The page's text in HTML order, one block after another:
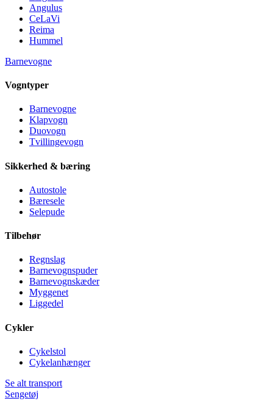
Angulus
CeLaVi
Reima
Hummel
Barnevogne
Vogntyper
Barnevogne
Klapvogn
Duovogn
Tvillingevogn
Sikkerhed & bæring
Autostole
Bæresele
Selepude
Tilbehør
Regnslag
Barnevognspuder
Barnevognskæder
Myggenet
Liggedel
Cykler
Cykelstol
Cykelanhænger
Se alt transport
Sengetøj